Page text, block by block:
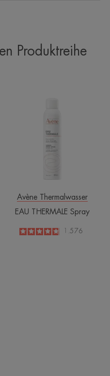
Produktreihe
Spray
Avène Thermalwasser
EAU THERMALE Spray
4.8
1.576